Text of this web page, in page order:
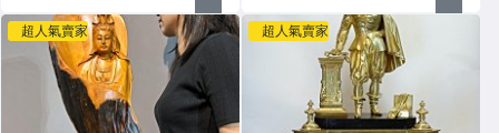
超人氣賣家 超人氣賣家